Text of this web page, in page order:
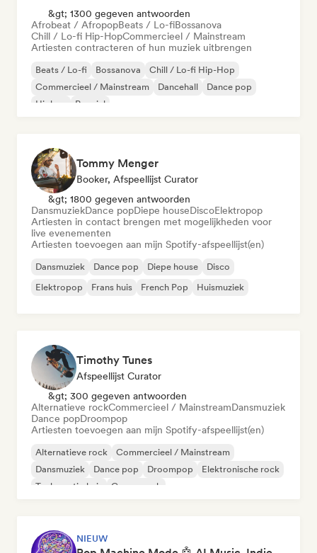
&gt; 1300 gegeven antwoorden
Afrobeat / AfropopBeats / Lo-fiBossanova
Chill / Lo-fi Hip-HopCommercieel / Mainstream
Artiesten contracteren of hun muziek uitbrengen
Beats / Lo-fi Bossanova
Chill / Lo-fi Hip-Hop
Commercieel / Mainstream
Dancehall
Dance pop
Hiphop
Popziel
Tommy Menger
Booker, Afspeellijst Curator
&gt; 1800 gegeven antwoorden
DansmuziekDance popDiepe houseDiscoElektropop
Artiesten in contact brengen met mogelijkheden voor
live evenementen
Artiesten toevoegen aan mijn Spotify-afspeellijst(en)
Dansmuziek Dance pop Diepe house
Disco
Elektropop
Frans huis French Pop Huismuziek
Timothy Tunes
Afspeellijst Curator
&gt; 300 gegeven antwoorden
Alternatieve rockCommercieel / MainstreamDansmuziek
Dance popDroompop
Artiesten toevoegen aan mijn Spotify-afspeellijst(en)
Alternatieve rock
Commercieel / Mainstream
Dansmuziek
Dance pop Droompop
Elektronische rock
Toekomstig huis
Garagerock
NIEUW